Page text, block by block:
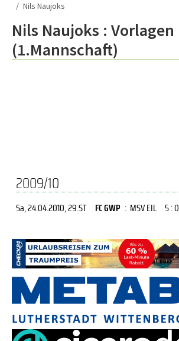
Nils Naujoks
Nils Naujoks : Vorlagen
(1.Mannschaft)
2009/10
Sa, 24.04.2010, 29.ST FC GWP : MSV EIL 5 : 0